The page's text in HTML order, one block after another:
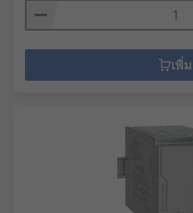
เพิ่ม